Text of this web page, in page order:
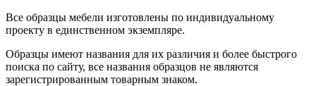
Все образцы мебели изготовлены по индивидуальному
проекту в единственном экземпляре.
Образцы имеют названия для их различия и более быстрого
поиска по сайту, все названия образцов не являются
зарегистрированным товарным знаком.